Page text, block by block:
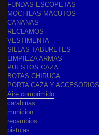
FUNDAS ESCOPETAS
MOCHILAS-MACUTOS
CANANAS
RECLAMOS
VESTIMENTA
SILLAS-TABURETES
LIMPIEZA ARMAS
PUESTOS CAZA
BOTAS CHIRUCA
PORTA CAZA Y ACCESORIOS
Aire comprimido
carabinas
municion
recambios
pistolas